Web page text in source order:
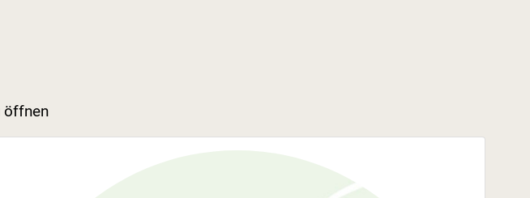
öffnen